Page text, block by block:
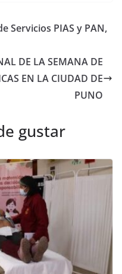
Servicios PIAS y PAN,
DE LA SEMANA DE
EN LA CIUDAD DE
PUNO
gustar